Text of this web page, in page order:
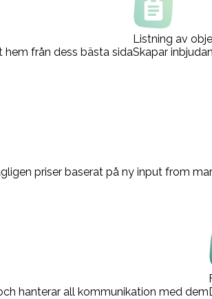
från dess bästa sida
Listning av
Skapar
priser baserat på ny input from
hanterar all kommunikation med dem